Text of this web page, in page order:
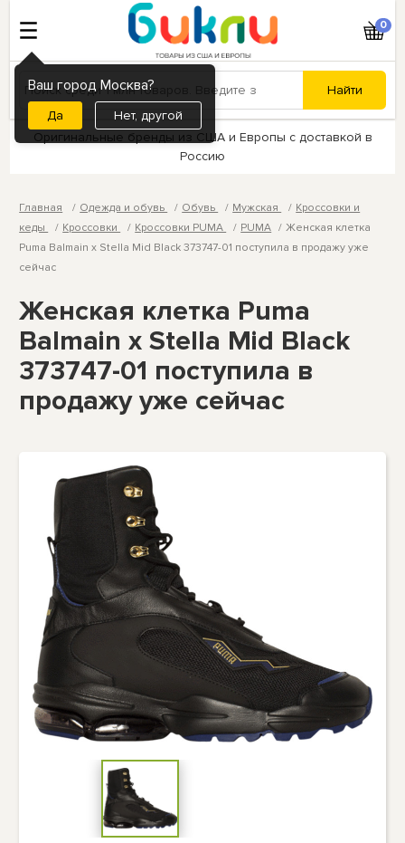
Ваш город Москва?
Нет, другой
0
Оригинальные бренды из США и Европы с доставкой в
Россию
Главная Одежда и обувь Обувь Мужская
Кроссовки и
кеды
Кроссовки Кроссовки PUMA PUMA
Женская клетка
Puma Balmain x Stella Mid Black 373747-01 поступила в продажу уже
сейчас
Женская клетка Puma
Balmain x Stella Mid Black
373747-01 поступила в
продажу уже сейчас